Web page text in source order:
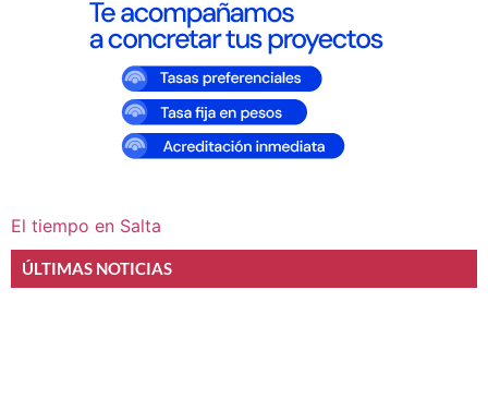
El tiempo en Salta
ÚLTIMAS NOTICIAS